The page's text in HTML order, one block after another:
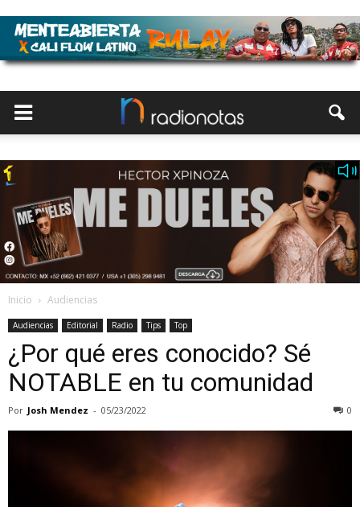
Inicio Audiencias
Audiencias Editorial Radio Tips Top
¿Por qué eres conocido? Sé
NOTABLE en tu comunidad
Por Josh Mendez - 05/23/2022 0